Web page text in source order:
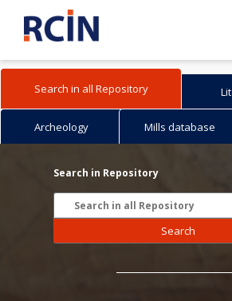
Search in all Repository
Archeology Mills database
Search in Repository
Search